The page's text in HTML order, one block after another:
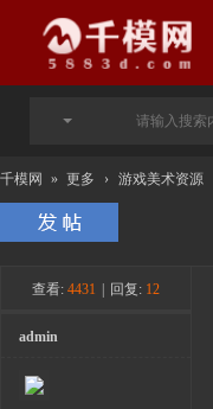
千模网 » 更多 › 游戏美术资源
查看: 4431 回复: 12
admin